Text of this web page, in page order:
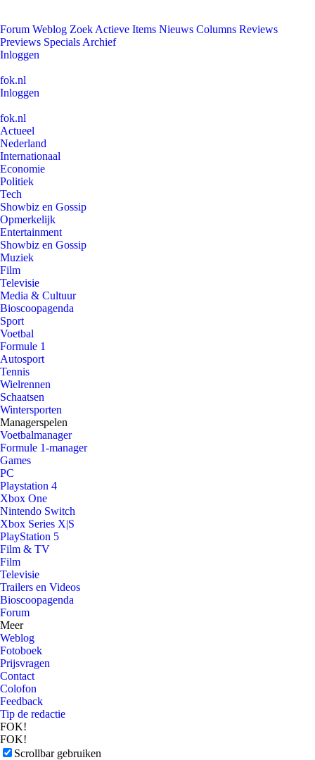
Forum Weblog Zoek Actieve Items Nieuws Columns Reviews
Previews Specials Archief
Inloggen
fok.nl
Inloggen
fok.nl
Actueel
Nederland
Internationaal
Economie
Politiek
Tech
Showbiz en Gossip
Opmerkelijk
Entertainment
Showbiz en Gossip
Muziek
Film
Televisie
Media & Cultuur
Bioscoopagenda
Sport
Voetbal
Formule 1
Autosport
Tennis
Wielrennen
Schaatsen
Wintersporten
Managerspelen
Voetbalmanager
Formule 1-manager
Games
PC
Playstation 4
Xbox One
Nintendo Switch
Xbox Series X|S
PlayStation 5
Film & TV
Film
Televisie
Trailers en Videos
Bioscoopagenda
Forum
Meer
Weblog
Fotoboek
Prijsvragen
Contact
Colofon
Feedback
Tip de redactie
FOK!
FOK!
Scrollbar gebruiken